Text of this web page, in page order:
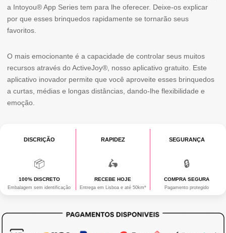
FLEXÍVEL
a Intoyou® App Series tem para lhe oferecer. Deixe-os explicar
por que esses brinquedos rapidamente se tornarão seus
favoritos.
O mais emocionante é a capacidade de controlar seus muitos
recursos através do ActiveJoy®, nosso aplicativo gratuito. Este
aplicativo inovador permite que você aproveite esses brinquedos
a curtas, médias e longas distâncias, dando-lhe flexibilidade e
emoção.
DISCRIÇÃO
📦
100% DISCRETO
Embalagem sem identificação
RAPIDEZ
🛵
RECEBE HOJE
Entrega em Lisboa e até 50km*
SEGURANÇA
🔒
COMPRA SEGURA
Pagamento protegido